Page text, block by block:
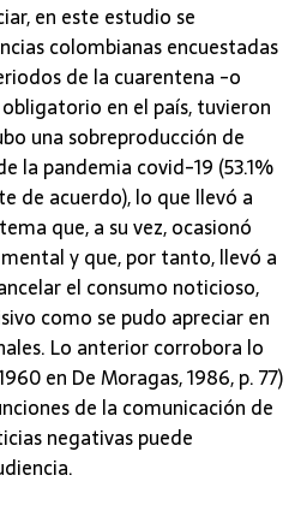
en este estudio se
colombianas encuestadas
de la cuarentena -o
en el país, tuvieron
una sobreproducción de
la pandemia covid-19 (53.1%
de acuerdo), lo que llevó a
que, a su vez, ocasionó
y que, por tanto, llevó a
el consumo noticioso,
como se pudo apreciar en
Lo anterior corrobora lo
en De Moragas, 1986, p. 77)
de la comunicación de
negativas puede